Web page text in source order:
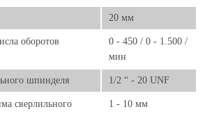
20 мм
оборотов
0 - 450 / 0 - 1.500 /
мин
шпинделя 1/2 “ - 20 UNF
сверлильного
1 - 10 мм